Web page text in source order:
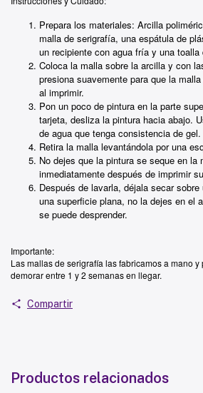
Prepara los materiales: Arcilla
malla de serigrafía, una espátula de
un recipiente con agua fría y una toalla
Coloca la malla sobre la arcilla y con
presiona suavemente para que la
al imprimir.
Pon un poco de pintura en la parte
tarjeta, desliza la pintura hacia abajo.
de agua que tenga consistencia de gel.
Retira la malla levantándola por una
No dejes que la pintura se seque en la
inmediatamente después de imprimir
Después de lavarla, déjala secar
una superficie plana, no la dejes en el
se puede desprender.
Importante:
Las mallas de serigrafía las fabricamos a mano
demorar entre 1 y 2 semanas en llegar.
Compartir
Productos relacionados